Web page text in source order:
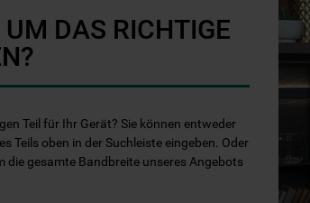
DAS RICHTIGE
Teil für Ihr Gerät? Sie können entweder
Teils oben in der Suchleiste eingeben. Oder
die gesamte Bandbreite unseres Angebots